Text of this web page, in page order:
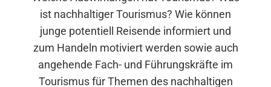
ist nachhaltiger Tourismus? Wie können
junge potentiell Reisende informiert und
zum Handeln motiviert werden sowie auch
angehende Fach- und Führungskräfte im
Tourismus für Themen des nachhaltigen